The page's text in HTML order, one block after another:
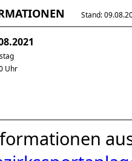
Stand:
Uhr